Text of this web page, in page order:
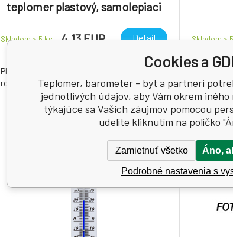
teplomer plastový, samolepiaci
Skladom > 5ks 4.13 EUR Detail
Ploché okenný teplomer, samolepiaci,
rozmery 140 × 25 mm, plastový.
Skladom >
Izbový
Cookies a
Teplomer, barometer - byt a partneri
jednotlivých údajov, aby Vám okrem
týkajúce sa Vašich záujmov pomocou
udelíte kliknutím na políčko
Zamietnuť všetko Áno,
Podrobné nastavenia s